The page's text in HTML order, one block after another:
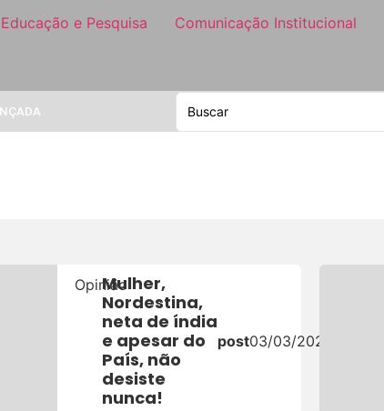
Educação e Pesquisa Comunicação Institucional
OpiniãoMulher,
Nordestina,
neta de índia
e apesar do
País, não
desiste
nunca!
post03/03/2020